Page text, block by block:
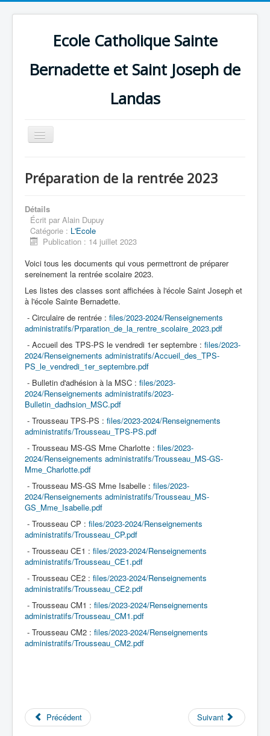
Ecole Catholique Sainte
Bernadette et Saint Joseph de
Landas
Basculer
la
Accueil
L'Ecole
La vie dans les classes
Infos pratiques
Les associations
Préparation de la rentrée 2023
Détails
Écrit par Alain Dupuy
Catégorie : L'Ecole
Publication : 14 juillet 2023
Voici tous les documents qui vous permettront de préparer
sereinement la rentrée scolaire 2023.
Les listes des classes sont affichées à l'école Saint Joseph et
à l'école Sainte Bernadette.
- Circulaire de rentrée : files/2023-2024/Renseignements
administratifs/Prparation_de_la_rentre_scolaire_2023.pdf
- Accueil des TPS-PS le vendredi 1er septembre : files/2023-
2024/Renseignements administratifs/Accueil_des_TPS-
PS_le_vendredi_1er_septembre.pdf
- Bulletin d'adhésion à la MSC : files/2023-
2024/Renseignements administratifs/2023-
Bulletin_dadhsion_MSC.pdf
- Trousseau TPS-PS : files/2023-2024/Renseignements
administratifs/Trousseau_TPS-PS.pdf
- Trousseau MS-GS Mme Charlotte : files/2023-
2024/Renseignements administratifs/Trousseau_MS-GS-
Mme_Charlotte.pdf
- Trousseau MS-GS Mme Isabelle : files/2023-
2024/Renseignements administratifs/Trousseau_MS-
GS_Mme_Isabelle.pdf
- Trousseau CP : files/2023-2024/Renseignements
administratifs/Trousseau_CP.pdf
- Trousseau CE1 : files/2023-2024/Renseignements
administratifs/Trousseau_CE1.pdf
- Trousseau CE2 : files/2023-2024/Renseignements
administratifs/Trousseau_CE2.pdf
- Trousseau CM1 : files/2023-2024/Renseignements
administratifs/Trousseau_CM1.pdf
- Trousseau CM2 : files/2023-2024/Renseignements
administratifs/Trousseau_CM2.pdf
Précédent Suivant